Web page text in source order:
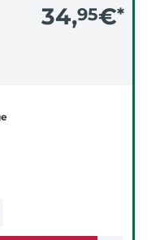
34,95€*